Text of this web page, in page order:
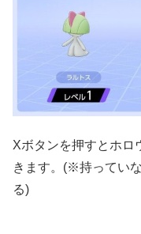
Xボタンを押すとホロ
きます。(※持ってい
る)